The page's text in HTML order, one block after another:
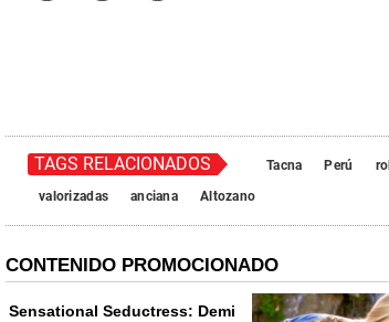
TAGS RELACIONADOS Tacna Perú
valorizadas
anciana Altozano